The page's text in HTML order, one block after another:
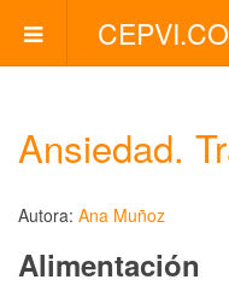
Ansiedad.
Autora: Ana Muñoz
Alimentación